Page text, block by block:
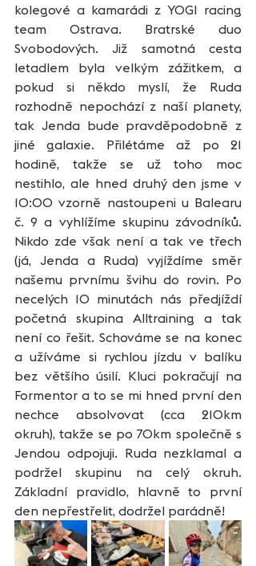
kolegové a kamarádi z YOGI racing
team Ostrava. Bratrské duo
Svobodových. Již samotná cesta
letadlem byla velkým zážitkem, a
pokud si někdo myslí, že Ruda
rozhodně nepochází z naší planety,
tak Jenda bude pravděpodobně z
jiné galaxie. Přilétáme až po 21
hodině, takže se už toho moc
nestihlo, ale hned druhý den jsme v
10:00 vzorně nastoupeni u Balearu
č. 9 a vyhlížíme skupinu závodníků.
Nikdo zde však není a tak ve třech
(já, Jenda a Ruda) vyjíždíme směr
našemu prvnímu švihu do rovin. Po
necelých 10 minutách nás předjíždí
početná skupina Alltraining a tak
není co řešit. Schováme se na konec
a užíváme si rychlou jízdu v balíku
bez většího úsilí. Kluci pokračují na
Formentor a to se mi hned první den
nechce absolvovat (cca 210km
okruh), takže se po 70km společně s
Jendou odpojuji. Ruda nezklamal a
podržel skupinu na celý okruh.
Základní pravidlo, hlavně to první
den nepřestřelit, dodržel parádně!